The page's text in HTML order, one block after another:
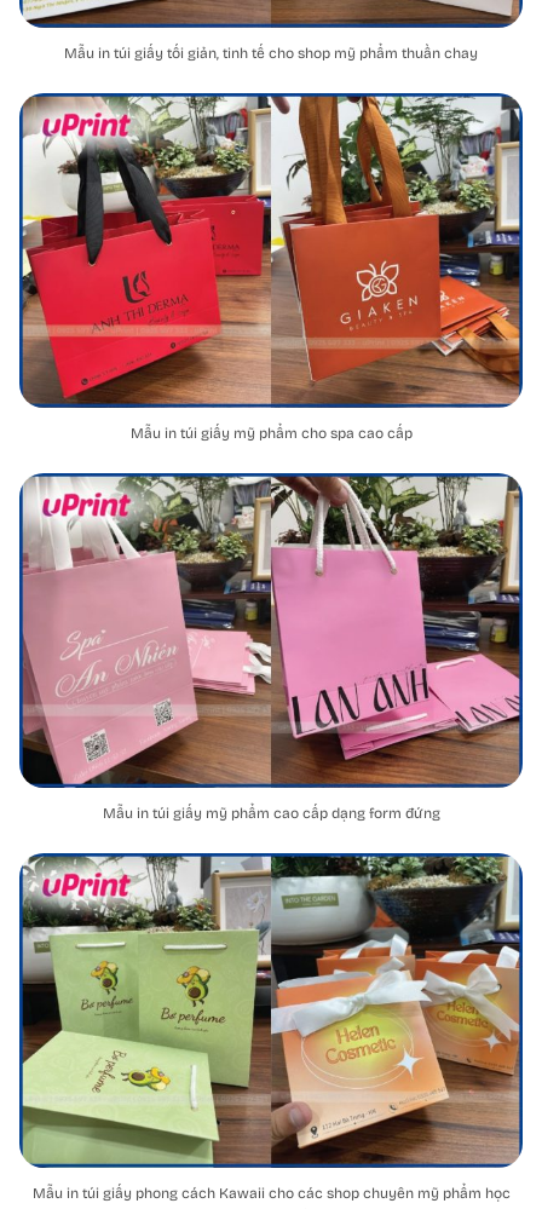
Mẫu in túi giấy tối giản, tinh tế cho shop mỹ phẩm thuần chay
Mẫu in túi giấy mỹ phẩm cho spa cao cấp
Mẫu in túi giấy mỹ phẩm cao cấp dạng form đứng
Mẫu in túi giấy phong cách Kawaii cho các shop chuyên mỹ phẩm học